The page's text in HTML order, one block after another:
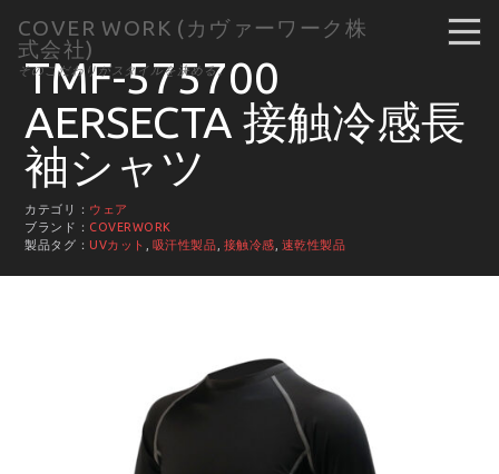
COVER WORK (カヴァーワーク株
式会社)
そのこだわりがスタイルを決める。
TMF-575700
AERSECTA 接触冷感長
袖シャツ
カテゴリ： ウェア
ブランド： COVERWORK
製品タグ： UVカット 吸汗性製品 接触冷感 速乾性製品